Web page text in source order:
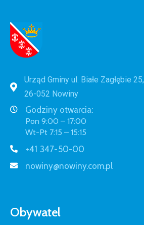
Urząd Gminy ul. Białe Zagłębie 25,
26-052 Nowiny
Godziny otwarcia:
Pon 9:00 – 17:00
Wt-Pt 7:15 – 15:15
+41 347-50-00
nowiny@nowiny.com.pl
Obywatel